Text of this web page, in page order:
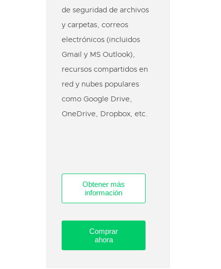
de seguridad de archivos
y carpetas, correos
electrónicos (incluidos
Gmail y MS Outlook),
recursos compartidos en
red y nubes populares
como Google Drive,
OneDrive, Dropbox, etc.
Obtener más
información
Comprar
ahora